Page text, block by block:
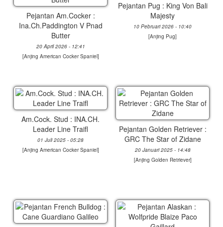
Pejantan Am.Cocker :
Ina.Ch.Paddington V Pnad
Butter
20 April 2026 - 12:41
[Anjing American Cocker Spaniel]
Pejantan Pug : King Von Bali
Majesty
10 Pebruari 2026 - 10:40
[Anjing Pug]
Am.Cock. Stud : INA.CH.
Leader Line Traifl
01 Juli 2025 - 05:28
[Anjing American Cocker Spaniel]
Pejantan Golden Retriever :
GRC The Star of Zidane
20 Januari 2025 - 14:48
[Anjing Golden Retriever]